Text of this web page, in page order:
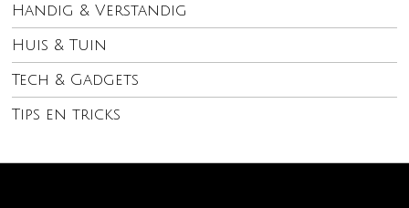
Handig & Verstandig
Huis & Tuin
Tech & Gadgets
Tips en tricks